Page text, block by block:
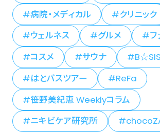
病院・メディカル
クリニック
ウェルネス
グルメ
フ
コスメ
サウナ
はとバスツアー
ReFa
笹野美紀恵 Weeklyコラム
ニキビケア研究所